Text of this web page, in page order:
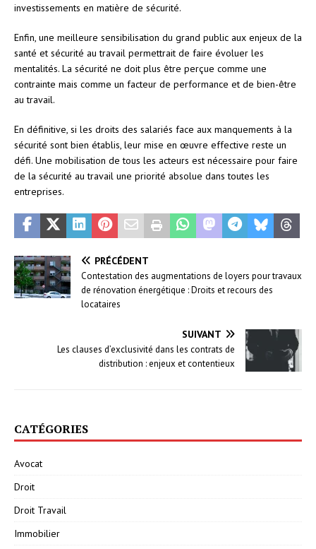
investissements en matière de sécurité.
Enfin, une meilleure sensibilisation du grand public aux enjeux de la
santé et sécurité au travail permettrait de faire évoluer les
mentalités. La sécurité ne doit plus être perçue comme une
contrainte mais comme un facteur de performance et de bien-être
au travail.
En définitive, si les droits des salariés face aux manquements à la
sécurité sont bien établis, leur mise en œuvre effective reste un
défi. Une mobilisation de tous les acteurs est nécessaire pour faire
de la sécurité au travail une priorité absolue dans toutes les
entreprises.
PRÉCÉDENT
Contestation des augmentations de loyers pour travaux
de rénovation énergétique : Droits et recours des
locataires
SUIVANT
Les clauses d’exclusivité dans les contrats de
distribution : enjeux et contentieux
CATÉGORIES
Avocat
Droit
Droit Travail
Immobilier